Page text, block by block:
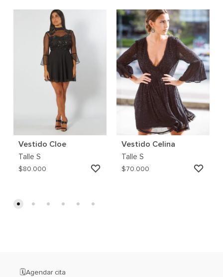
Vestido Cloe
Talle S
$80.000
AGREGAR
Vestido Celina
Talle S
$70.000
🗓️Agendar cita